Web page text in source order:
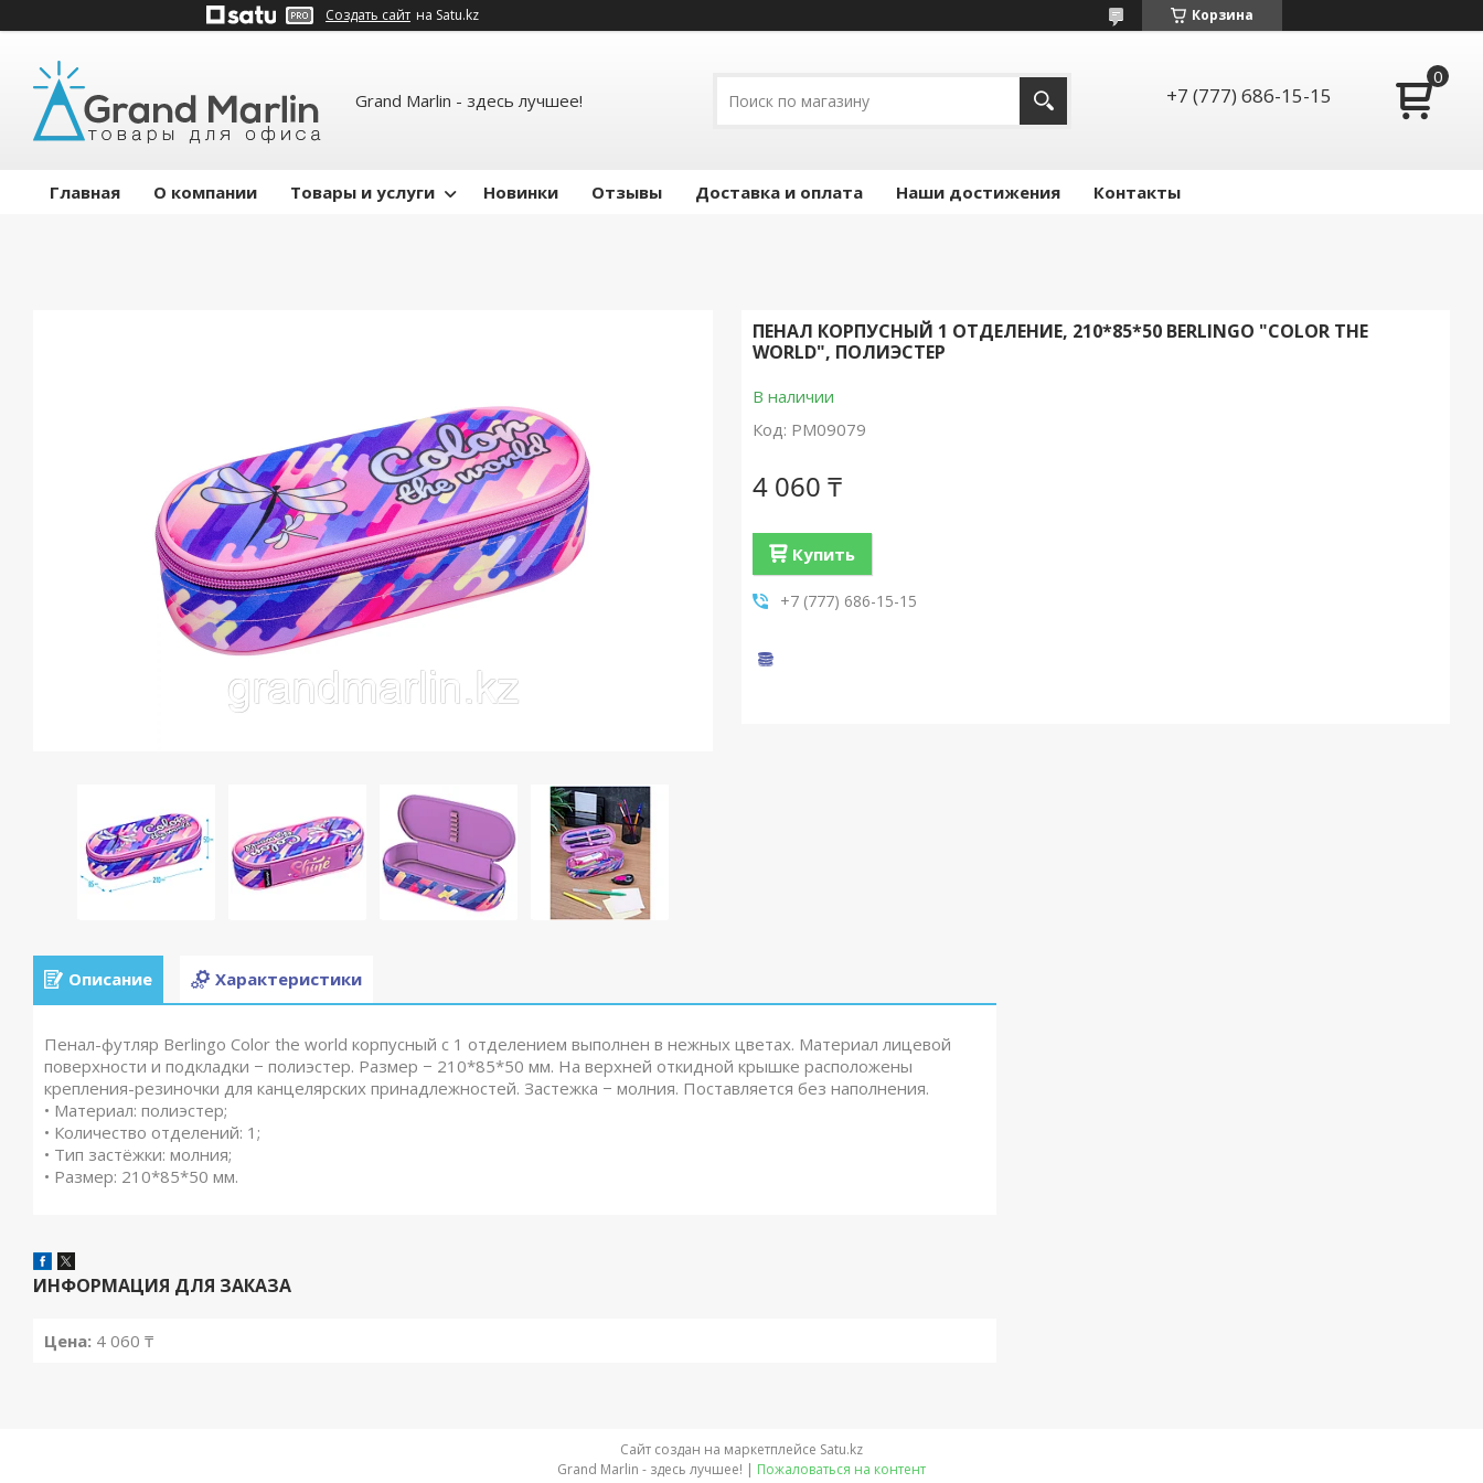
Создать сайт на Satu.kz Корзина
Grand Marlin - здесь лучшее! +7 (777) 686-15-15
Главная О компании Товары и услуги Новинки Отзывы Доставка и оплата Наши достижения Контакты
ПЕНАЛ КОРПУСНЫЙ 1 ОТДЕЛЕНИЕ, 210*85*50 BERLINGO "COLOR THE
WORLD", ПОЛИЭСТЕР
В наличии
Код: PM09079
4 060 ₸
Купить
+7 (777) 686-15-15
Описание Характеристики
Пенал-футляр Berlingo Color the world корпусный с 1 отделением выполнен в нежных цветах. Материал лицевой
поверхности и подкладки − полиэстер. Размер − 210*85*50 мм. На верхней откидной крышке расположены
крепления-резиночки для канцелярских принадлежностей. Застежка − молния. Поставляется без наполнения.
• Материал: полиэстер;
• Количество отделений: 1;
• Тип застёжки: молния;
• Размер: 210*85*50 мм.
ИНФОРМАЦИЯ ДЛЯ ЗАКАЗА
Цена: 4 060 ₸
Сайт создан на маркетплейсе Satu.kz
Grand Marlin - здесь лучшее! | Пожаловаться на контент